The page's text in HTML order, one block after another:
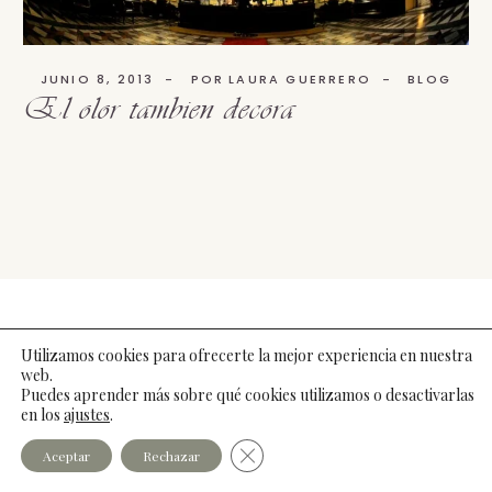
JUNIO 8, 2013 POR LAURA GUERRERO BLOG
El olor tambien decora
©2026 Laura Guerrero |Legal|Cookies|Privacidad|
Web:websquesuben.com
Utilizamos cookies para ofrecerte la mejor experiencia en nuestra
web.
Puedes aprender más sobre qué cookies utilizamos o desactivarlas
en los ajustes.
Aceptar Rechazar Cerrar el banner de cookies RGPD